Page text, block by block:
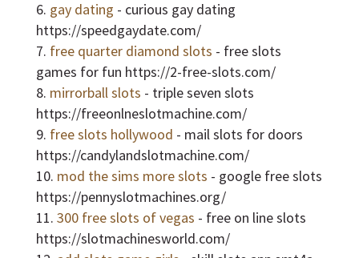
gay dating - curious gay dating
https://speedgaydate.com/
free quarter diamond slots - free slots
games for fun https://2-free-slots.com/
mirrorball slots - triple seven slots
https://freeonlneslotmachine.com/
free slots hollywood - mail slots for doors
https://candylandslotmachine.com/
mod the sims more slots - google free slots
https://pennyslotmachines.org/
300 free slots of vegas - free on line slots
https://slotmachinesworld.com/